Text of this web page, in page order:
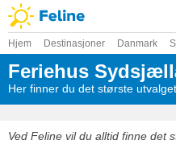
Hjem Destinasjoner Danmark
Feriehus
Her finner du det største
Ved Feline vil du alltid finne det